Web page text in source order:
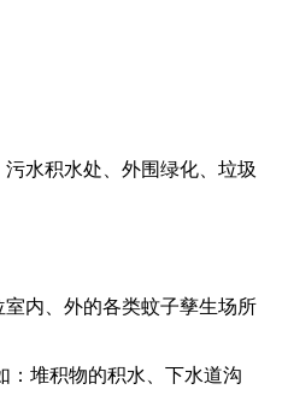
污水积水处、外围绿化、垃圾
室内、外的各类蚊子孳生场所
：堆积物的积水、下水道沟